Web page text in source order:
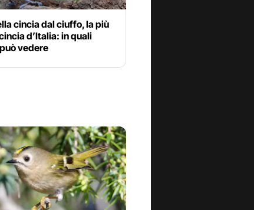
cincia dal ciuffo, la più
d’Italia: in quali
vedere